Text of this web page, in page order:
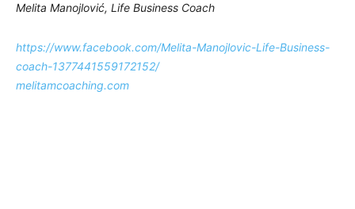
Melita Manojlović, Life Business Coach
https://www.facebook.com/Melita-Manojlovic-Life-Business-
coach-1377441559172152/
melitamcoaching.com